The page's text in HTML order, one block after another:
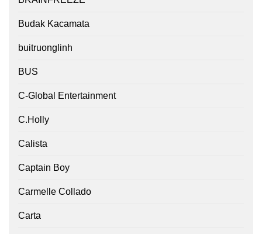
Budak Kacamata
buitruonglinh
BUS
C-Global Entertainment
C.Holly
Calista
Captain Boy
Carmelle Collado
Carta